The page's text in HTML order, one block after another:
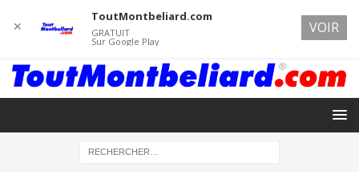
✕
ToutMontbeliard.com
GRATUIT
Sur Google Play
VOIR